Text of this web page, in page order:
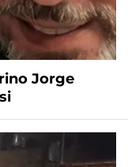
Jorge